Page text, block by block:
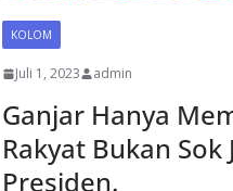
KOLOM
Juli 1, 2023 admin
Ganjar Hanya
Rakyat Bukan Sok
Presiden.